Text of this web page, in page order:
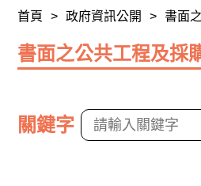
首頁 > 政府資訊公開 > 書面
書面之公共工程及採
關鍵字